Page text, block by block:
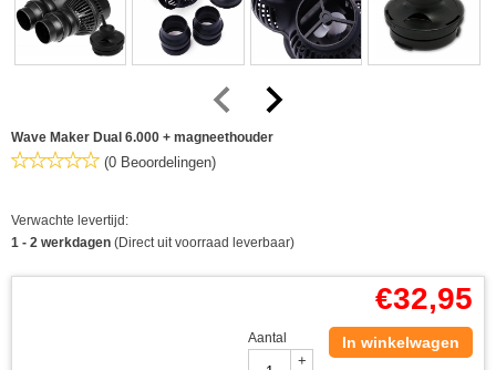
Wave Maker Dual 6.000 + magneethouder
(0 Beoordelingen)
Verwachte levertijd:
1 - 2 werkdagen (Direct uit voorraad leverbaar)
€32,95
Aantal
+
In winkelwagen